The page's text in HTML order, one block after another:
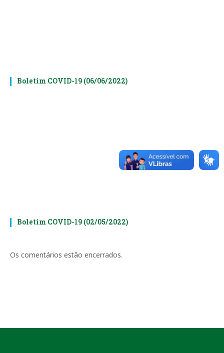
Boletim COVID-19 (06/06/2022)
Boletim COVID-19 (02/05/2022)
Os comentários estão encerrados.